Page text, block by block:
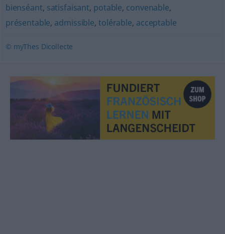
bienséant, satisfaisant, potable, convenable,
présentable, admissible,tolérable, acceptable
© myThes Dicollecte